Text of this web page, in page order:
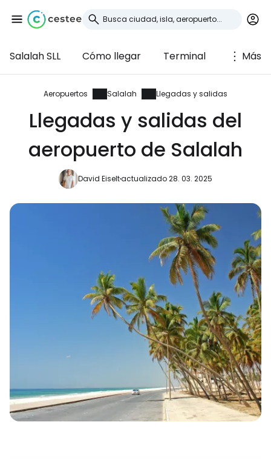
Salalah SLL Cómo llegar Terminal Más
Aeropuertos Salalah Llegadas y salidas
Llegadas y salidas del
aeropuerto de Salalah
David Eiseltactualizado 28. 03. 2025
Iniciar sesión en
Cestee
... la comunidad mundial de viajeros
Continuar con Facebook
Continuar con Email